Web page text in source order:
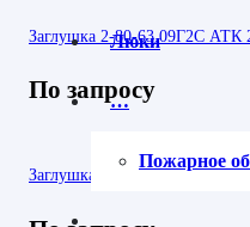
Люки
…
Пожарное
Заглушка 2-80-63 09Г2С АТК
По запросу
Заглушка 3-450-25 Сталь 20